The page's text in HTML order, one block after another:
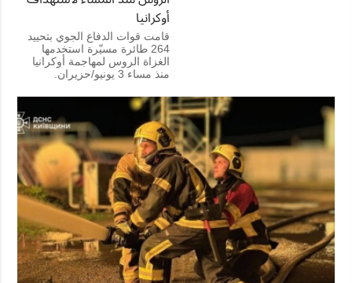
أوكرانيا
قامت قوات الدفاع الجوي بتحييد
264 طائرة مسيّرة استخدمها
الغزاة الروس لمهاجمة أوكرانيا
منذ مساء 3 يونيو/حزيران.